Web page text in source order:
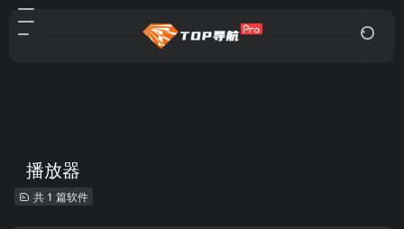
播放器
共 1 篇软件